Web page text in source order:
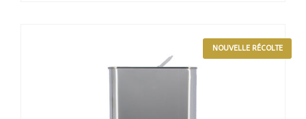
NOUVELLE RÉCOLTE